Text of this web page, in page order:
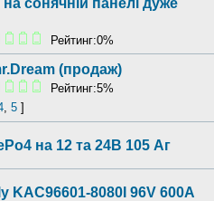
на сонячній панелі дуже
Рейтинг:0%
(продаж)
Рейтинг:5%
, 5 ]
на 12 та 24В 105 Аг
KAC96601-8080I 96V 600A